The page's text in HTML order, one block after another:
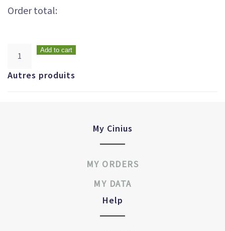
Order total:
Add to cart
Autres produits
My Cinius
MY ORDERS
MY DATA
Help